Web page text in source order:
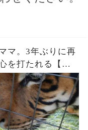
マ。3年ぶりに再
を打たれる【感